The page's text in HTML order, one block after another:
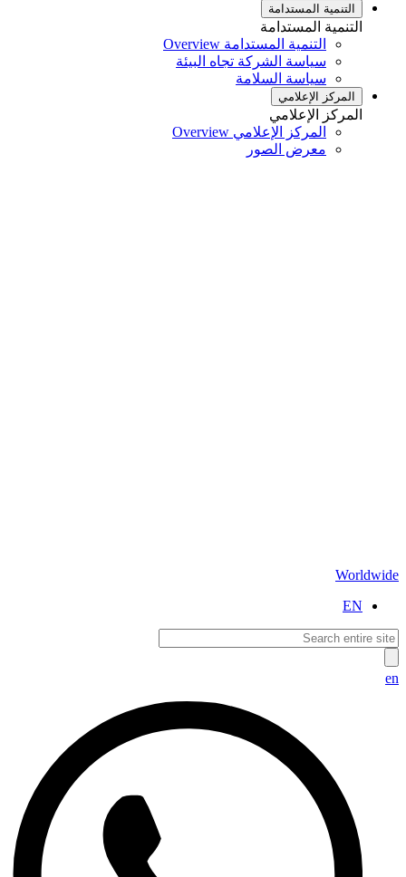
التنمية المستدامة
التنمية المستدامة
التنمية المستدامة Overview
سياسة الشركة تجاه البيئة
سياسة السلامة
المركز الإعلامي
المركز الإعلامي
المركز الإعلامي Overview
معرض الصور
Worldwide
EN
en